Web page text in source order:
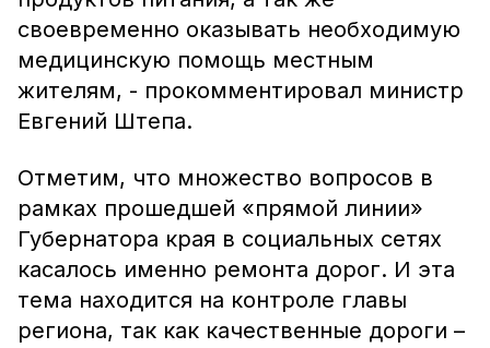
своевременно оказывать необходимую
медицинскую помощь местным
жителям, - прокомментировал министр
Евгений Штепа.
Отметим, что множество вопросов в
рамках прошедшей «прямой линии»
Губернатора края в социальных сетях
касалось именно ремонта дорог. И эта
тема находится на контроле главы
региона, так как качественные дороги –